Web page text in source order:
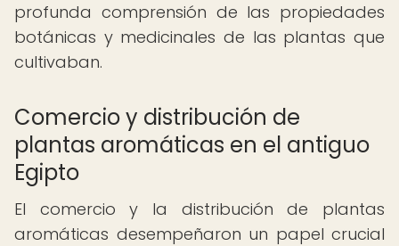
profunda comprensión de las propiedades
botánicas y medicinales de las plantas que
cultivaban.
Comercio y distribución de
plantas aromáticas en el antiguo
Egipto
El comercio y la distribución de plantas
aromáticas desempeñaron un papel crucial